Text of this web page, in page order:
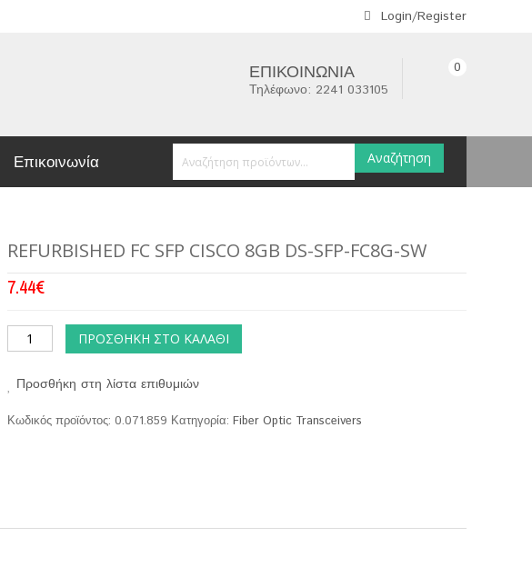
Login/Register
ΕΠΙΚΟΙΝΩΝΊΑ
Τηλέφωνο: 2241 033105
0
Επικοινωνία Αναζήτηση
REFURBISHED FC SFP CISCO 8GB DS-SFP-FC8G-SW
7.44€
ΠΡΟΣΘΉΚΗ ΣΤΟ ΚΑΛΆΘΙ
Προσθήκη στη λίστα επιθυμιών
Κωδικός προϊόντος:0.071.859 Κατηγορία:Fiber Optic Transceivers